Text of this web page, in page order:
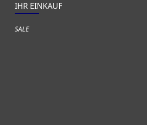
IHR EINKAUF
SALE